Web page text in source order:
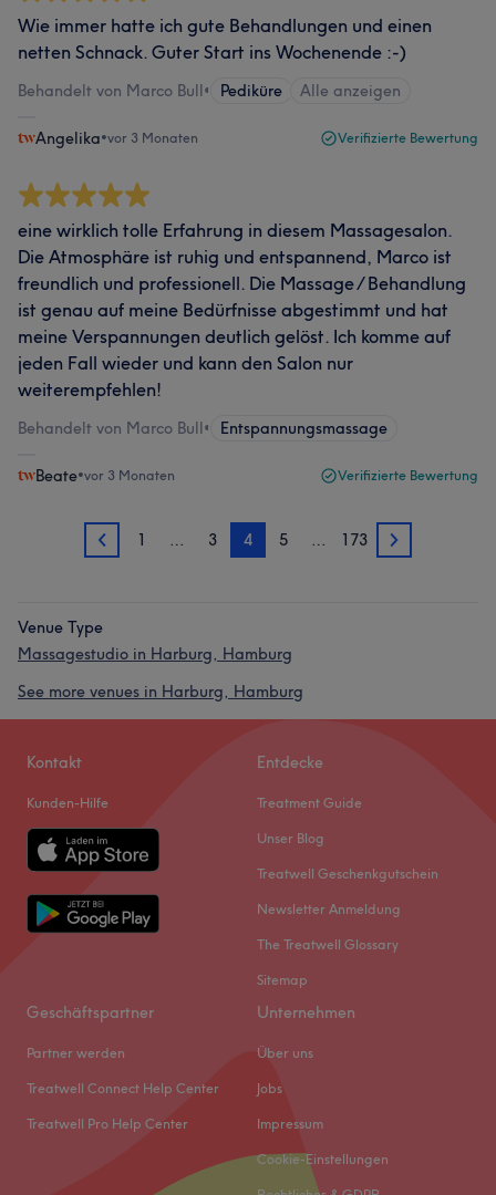
Wie immer hatte ich gute Behandlungen und einen
netten Schnack. Guter Start ins Wochenende :-)
Behandelt von Marco Bull• Pediküre Alle anzeigen
Angelika•vor 3 Monaten Verifizierte Bewertung
eine wirklich tolle Erfahrung in diesem Massagesalon.
Die Atmosphäre ist ruhig und entspannend, Marco ist
freundlich und professionell. Die Massage / Behandlung
ist genau auf meine Bedürfnisse abgestimmt und hat
meine Verspannungen deutlich gelöst. Ich komme auf
jeden Fall wieder und kann den Salon nur
weiterempfehlen!
Behandelt von Marco Bull• Entspannungsmassage
Beate•vor 3 Monaten Verifizierte Bewertung
3 1 … 3 4 5 … 173 5
Venue Type
Massagestudio in Harburg, Hamburg
See more venues in Harburg, Hamburg
Kontakt
Kunden-Hilfe
Entdecke
Treatment Guide
Unser Blog
Treatwell Geschenkgutschein
Newsletter Anmeldung
The Treatwell Glossary
Sitemap
Geschäftspartner
Partner werden
Treatwell Connect Help Center
Treatwell Pro Help Center
Unternehmen
Über uns
Jobs
Impressum
Cookie-Einstellungen